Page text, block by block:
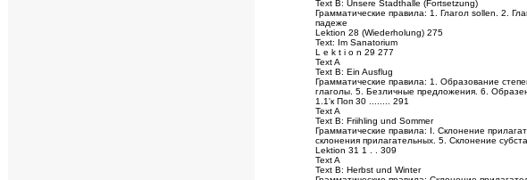
Text В: Unsere Stadthalle (Fortsetzung)
Грамматические правила: 1. Глагол sollen. 2.
падеже
Lektion 28 (Wiederholung) 275
Text: Im Sanatorium
L e k t i о n 29 277
Text A
Text B: Ein Ausflug
Грамматические правила: 1. Образование
глаголы. 5. Безличные предложения. 6.
1.1'к Поп 30 ........ 291
Text A
Text В: Friihling und Sommer
Грамматические правила: I. Склонение
склонения прилагательных. 5. Склонение
Lektion 31 1 . . 309
Text A
Text В: Herbst und Winter